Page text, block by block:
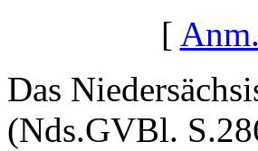
[
Das
(Nds.GVBl.